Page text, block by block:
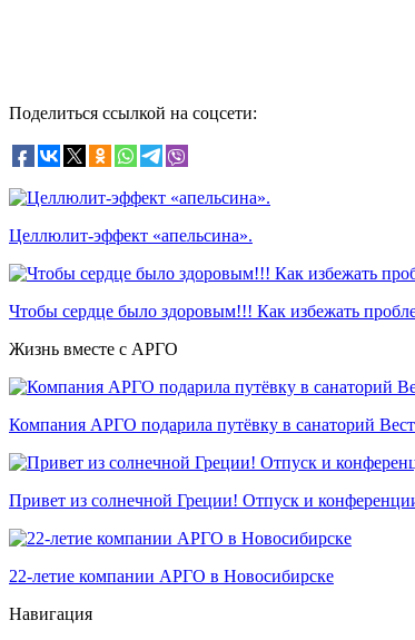
Поделиться ссылкой на соцсети:
Целлюлит-эффект «апельсина».
Чтобы сердце было здоровым!!! Как избежать
Жизнь вместе с АРГО
Компания АРГО подарила путёвку в санаторий
Привет из солнечной Греции! Отпуск и
22-летие компании АРГО в Новосибирске
Навигация